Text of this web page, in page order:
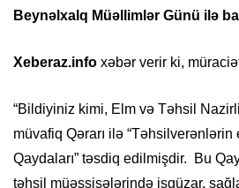
Beynəlxalq Müəllimlər Günü ilə
Xeberaz.info xəbər verir ki,
“Bildiyiniz kimi, Elm və Təhsil
müvafiq Qərarı ilə “Təhsilverənlərin
Qaydaları” təsdiq edilmişdir. Bu
təhsil müəssisələrində işgüzar,